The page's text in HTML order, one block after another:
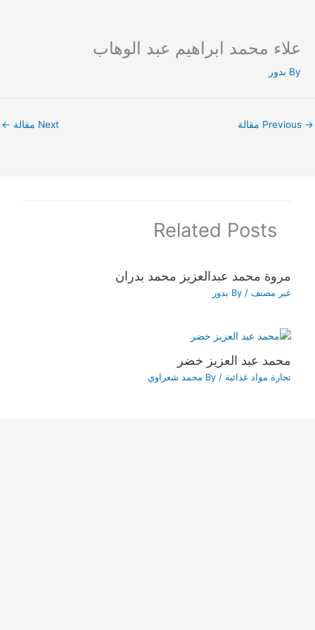
Skip
content
علاء محمد ابراهيم عبد الوهاب
By بدور
→ Next مقالة ←
Related Posts
مروة محمد عبدالعزيز محمد بدران
غير مصنف / By بدور
محمد عبد العزيز خضر
تجارة مواد غذائية / By محمد شعراوي